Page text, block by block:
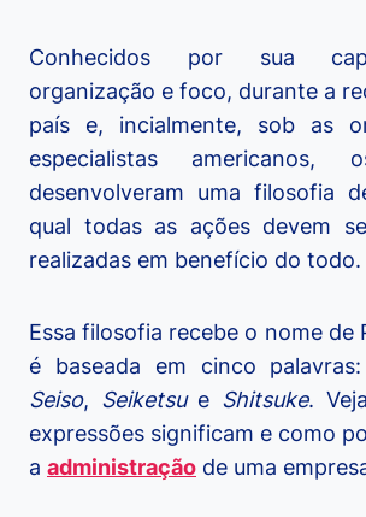
Conhecidos por sua
organização e foco, durante a
país e, incialmente, sob as
especialistas americanos,
desenvolveram uma filosofia
qual todas as ações devem
realizadas em benefício do todo.
Essa filosofia recebe o nome de
é baseada em cinco palavras:
Seiso, Seiketsu e Shitsuke.
expressões significam e como
a administração de uma